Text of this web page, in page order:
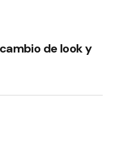
de look y